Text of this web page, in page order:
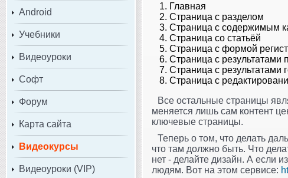
Android
Учебники
Видеоуроки
Софт
Форум
Карта сайта
Видеокурсы
Видеоуроки (VIP)
Главная
Страница с разделом
Страница с содержимым
Страница со статьёй
Страница с формой
Страница с результатами
Страница с результатами
Страница с
Все остальные страницы
меняется лишь сам контент
ключевые страницы.
Теперь о том, что делать
что там должно быть. Что
нет - делайте дизайн. А если
людям. Вот на этом сервисе: